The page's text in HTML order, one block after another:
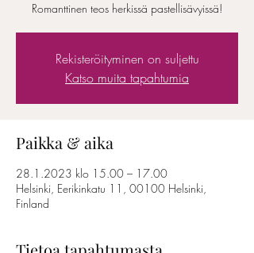
Romanttinen teos herkissä pastellisävyissä!
Rekisteröityminen on suljettu
Katso muita tapahtumia
Paikka & aika
28.1.2023 klo 15.00 – 17.00
Helsinki, Eerikinkatu 11, 00100 Helsinki,
Finland